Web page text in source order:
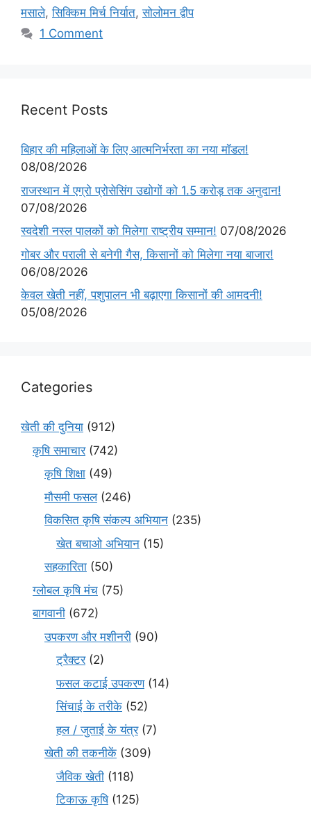
मसाले,सिक्किम मिर्च निर्यात,सोलोमन द्वीप
1 Comment
Recent Posts
बिहार की महिलाओं के लिए आत्मनिर्भरता का नया मॉडल!
08/08/2026
राजस्थान में एग्रो प्रोसेसिंग उद्योगों को 1.5 करोड़ तक अनुदान!
07/08/2026
स्वदेशी नस्ल पालकों को मिलेगा राष्ट्रीय सम्मान! 07/08/2026
गोबर और पराली से बनेगी गैस, किसानों को मिलेगा नया बाजार!
06/08/2026
केवल खेती नहीं, पशुपालन भी बढ़ाएगा किसानों की आमदनी!
05/08/2026
Categories
खेती की दुनिया (912)
कृषि समाचार(742)
कृषि शिक्षा (49)
मौसमी फसल(246)
विकसित कृषि संकल्प अभियान (235)
खेत बचाओ अभियान (15)
सहकारिता (50)
ग्लोबल कृषि मंच (75)
बागवानी (672)
उपकरण और मशीनरी (90)
ट्रैक्टर(2)
फसल कटाई उपकरण(14)
सिंचाई के तरीके (52)
हल / जुताई के यंत्र(7)
खेती की तकनीकें (309)
जैविक खेती (118)
टिकाऊ कृषि(125)